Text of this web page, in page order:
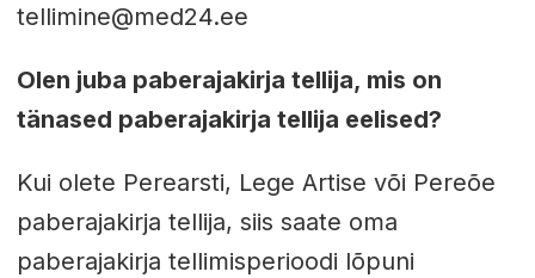
tellimine@med24.ee
Olen juba paberajakirja tellija, mis on
tänased paberajakirja tellija eelised?
Kui olete Perearsti, Lege Artise või Pereõe
paberajakirja tellija, siis saate oma
paberajakirja tellimisperioodi lõpuni